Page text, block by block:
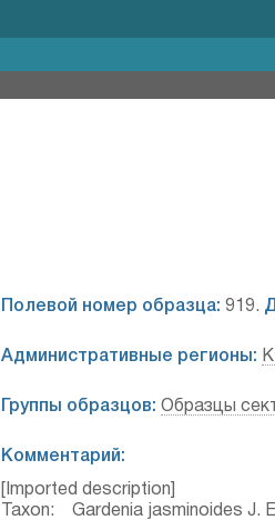
Полевой номер образца: 919.
Административные регионы:
Группы образцов: Образцы
Комментарий:
[Imported description]
Taxon: Gardenia jasminoides J.